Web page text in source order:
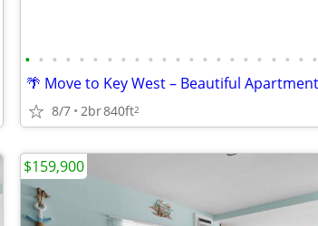
• • • • • • • • • • • • • • • • • • • • • •
8/7 2br840ft2
$159,900